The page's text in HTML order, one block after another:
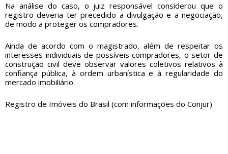
Na análise do caso, o juiz responsável considerou que o
registro deveria ter precedido a divulgação e a negociação,
de modo a proteger os compradores.
Ainda de acordo com o magistrado, além de respeitar os
interesses individuais de possíveis compradores, o setor de
construção civil deve observar valores coletivos relativos à
confiança pública, à ordem urbanística e à regularidade do
mercado imobiliário.
Registro de Imóveis do Brasil (com informações do Conjur)